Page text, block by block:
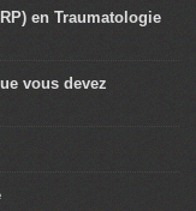
en Traumatologie
vous devez